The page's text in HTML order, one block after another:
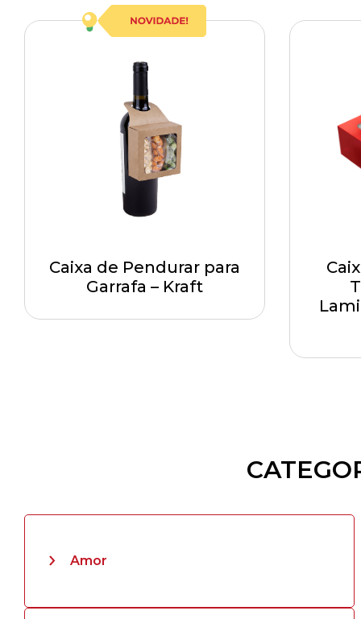
Caixa de Pendurar para
Garrafa – Kraft
Amor